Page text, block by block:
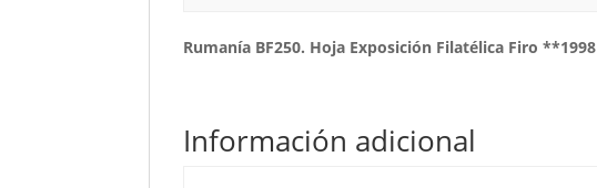
Rumanía BF250. Hoja Exposición Filatélica Firo **1998
Información adicional